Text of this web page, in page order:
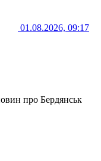
01.08.2026, 09:17
про Бердянськ